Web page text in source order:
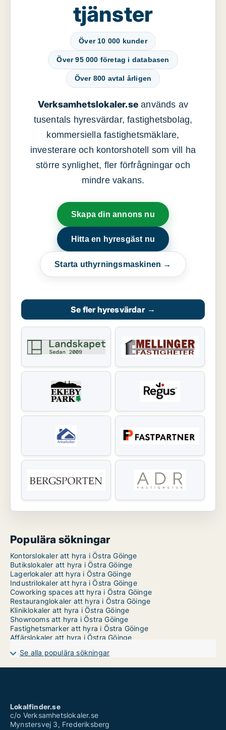
tjänster
Över 10 000 kunder
Över 95 000 företag i databasen
Över 800 avtal årligen
Verksamhetslokaler.se används av
tusentals hyresvärdar, fastighetsbolag,
kommersiella fastighetsmäklare,
investerare och kontorshotell som vill ha
större synlighet, fler förfrågningar och
mindre vakans.
Skapa din annons nu
Hitta en hyresgäst nu
Starta uthyrningsmaskinen →
Se fler hyresvärdar →
Populära sökningar
Kontorslokaler att hyra i Östra Göinge
Butikslokaler att hyra i Östra Göinge
Lagerlokaler att hyra i Östra Göinge
Industrilokaler att hyra i Östra Göinge
Coworking spaces att hyra i Östra Göinge
Restauranglokaler att hyra i Östra Göinge
Kliniklokaler att hyra i Östra Göinge
Showrooms att hyra i Östra Göinge
Fastighetsmarker att hyra i Östra Göinge
Affärslokaler att hyra i Östra Göinge
Se alla populära sökningar
Lokalfinder.se
c/o Verksamhetslokaler.se
Mynstersvej 3, Frederiksberg